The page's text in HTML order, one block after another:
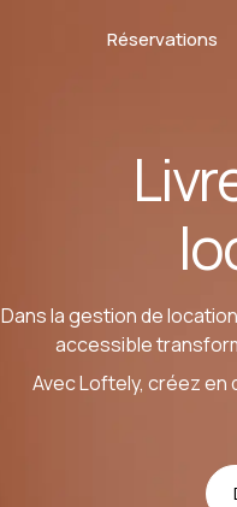
Réservations
Dans la gestion de
accessible
Avec Loftely, créez en